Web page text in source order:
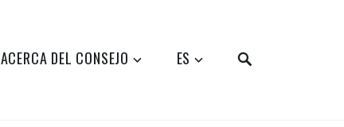
ACERCA DEL CONSEJO ES